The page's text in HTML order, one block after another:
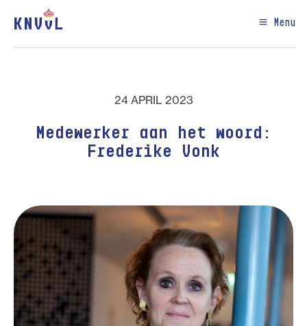
Menu
24 APRIL 2023
Medewerker aan het woord:
Frederike Vonk